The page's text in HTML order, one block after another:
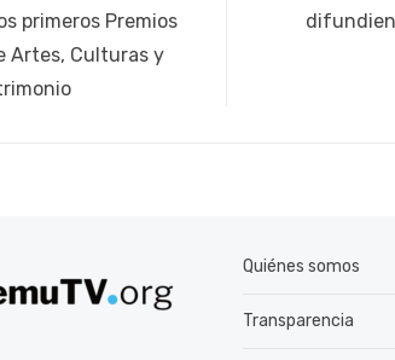
primeros Premios
Artes, Culturas y
publicación:
Quiénes somos
Transparencia